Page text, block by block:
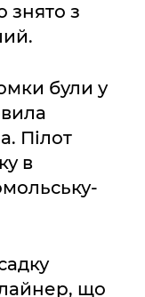
знято з
були у
Пілот
в
що